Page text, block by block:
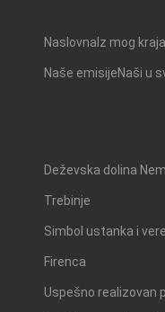
Naslovna Iz mog kraja
Naše emisijeNaši u
Deževska dolina
Trebinje
Simbol ustanka i vere
Firenca
Uspešno realizovan